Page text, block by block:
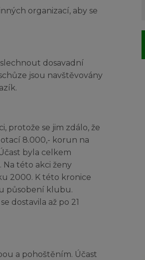
organizací, aby se
dosavadní
jsou navštěvovány
protože se jim zdálo, že
8.000,- korun na
byla celkem
Na této akci ženy
2000. K této kronice
působení klubu.
dostavila až po 21
a pohoštěním. Účast